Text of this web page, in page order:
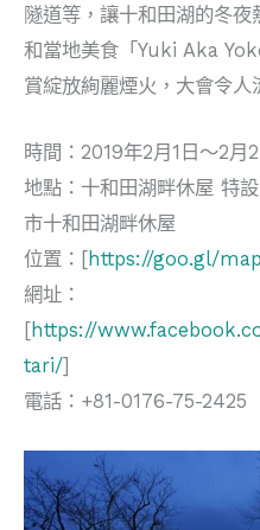
隧道等，讓十和田湖的冬
和當地美食「Yuki Aka
賞綻放絢麗煙火，大會令人
時間：2019年2月1日～2月
地點：十和田湖畔休屋 特
市十和田湖畔休屋
位置：[https://goo.gl/
網址：
[https://
tari/]
電話：+81-0176-75-2425